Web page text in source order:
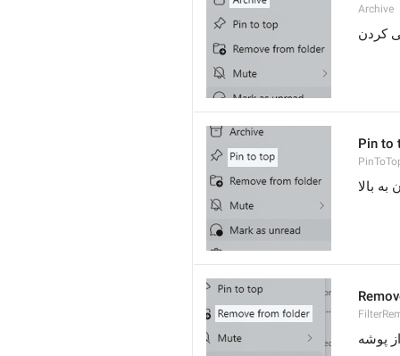
Archive
کردن
Pin to
بالا
پوشه